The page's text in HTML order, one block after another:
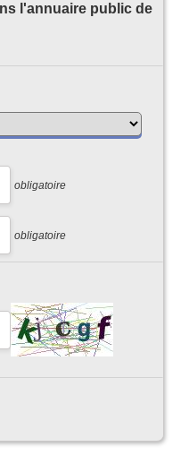
l'annuaire public de
obligatoire
obligatoire